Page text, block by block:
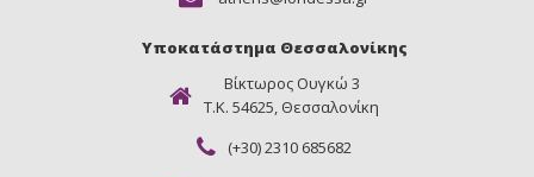
Υποκατάστημα Θεσσαλονίκης
Βίκτωρος Ουγκώ 3
Τ.Κ. 54625, Θεσσαλονίκη
(+30) 2310 685682